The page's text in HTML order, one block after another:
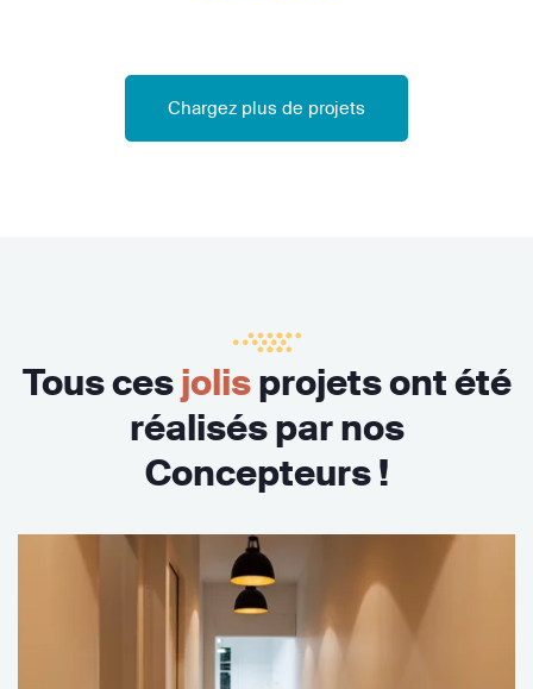
Chargez plus de projets
Tous cesjolisprojets ont été
réalisés par nos
Concepteurs !